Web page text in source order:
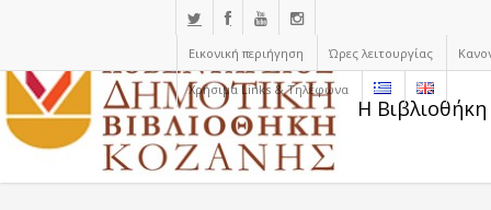
Εικονική περιήγηση Ώρες λειτουργίας
Χρήσιμα Links & Τηλέφωνα
Η